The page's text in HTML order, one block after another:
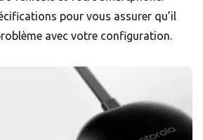
pour vous assurer qu’il
avec votre configuration.